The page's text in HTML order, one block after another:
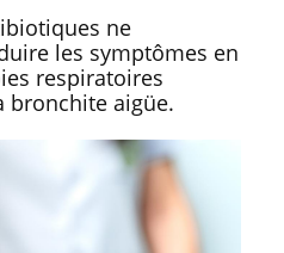
ne
les symptômes en
respiratoires
bronchite aigüe.